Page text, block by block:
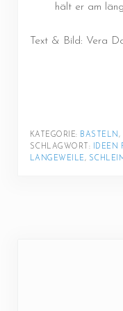
hält er am
Text & Bild: Vera
KATEGORIE: BASTELN,
SCHLAGWORT:
IDEEN
LANGEWEILE,